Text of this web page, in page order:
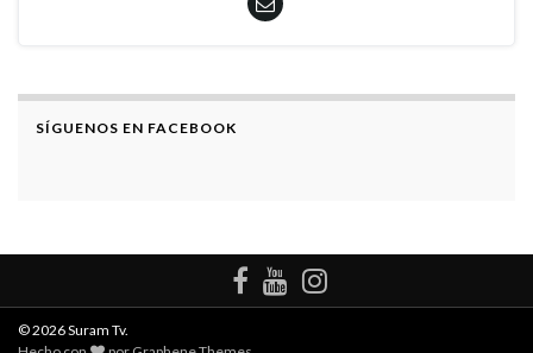
SÍGUENOS EN FACEBOOK
© 2026 Suram Tv.